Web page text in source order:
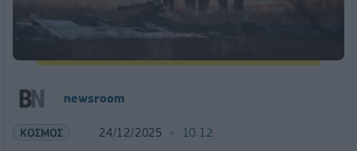
newsroom
ΚΟΣΜΟΣ 24/12/2025 10:12